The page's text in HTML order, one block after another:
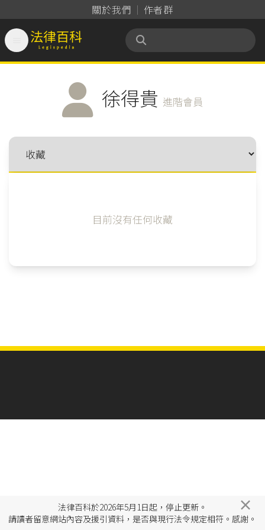
關於我們 作者群
法律百科 Legispedia
徐得貴 進階會員
目前沒有任何收藏
法律百科於2026年5月1日起，停止更新。
請讀者留意網站內容及援引資料，是否與現行法令規定相符。感謝。
×